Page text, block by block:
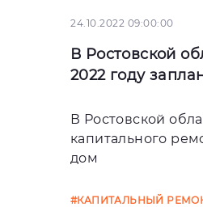
24.10.2022 09:00:00
В Ростовской
2022 году
В Ростовской
капитального
дом
#КАПИТАЛЬНЫЙ